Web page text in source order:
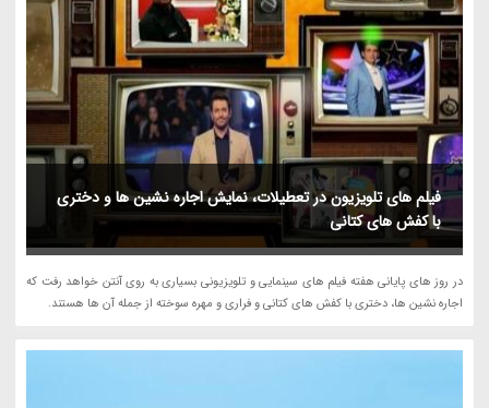
فیلم های تلویزیون در تعطیلات، نمایش اجاره نشین ها و دختری
با کفش های کتانی
در روز های پایانی هفته فیلم های سینمایی و تلویزیونی بسیاری به روی آنتن خواهد رفت که
اجاره نشین ها، دختری با کفش های کتانی و فراری و مهره سوخته از جمله آن ها هستند.